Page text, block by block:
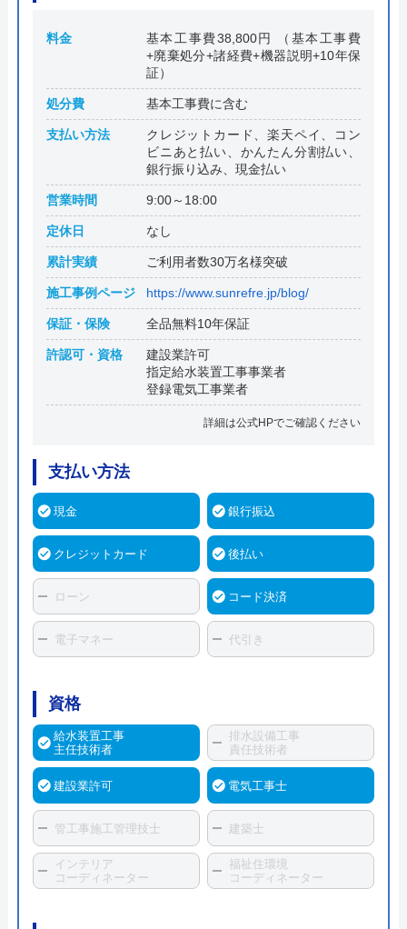
料金
基本工事費38,800円 （基本工事費
+廃棄処分+諸経費+機器説明+10年保
証）
処分費 基本工事費に含む
支払い方法
クレジットカード、楽天ペイ、コン
ビニあと払い、かんたん分割払い、
銀行振り込み、現金払い
営業時間 9:00～18:00
定休日 なし
累計実績 ご利用者数30万名様突破
施工事例ページ https://www.sunrefre.jp/blog/
保証・保険 全品無料10年保証
許認可・資格
建設業許可
指定給水装置工事事業者
登録電気工事業者
詳細は公式HPでご確認ください
支払い方法
現金 銀行振込
クレジットカード 後払い
ローン コード決済
電子マネー 代引き
資格
給水装置工事
主任技術者
排水設備工事
責任技術者
建設業許可 電気工事士
管工事施工管理技士 建築士
インテリア
コーディネーター
福祉住環境
コーディネーター